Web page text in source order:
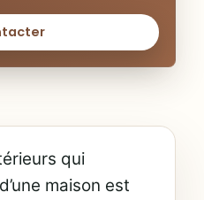
qui
maison est